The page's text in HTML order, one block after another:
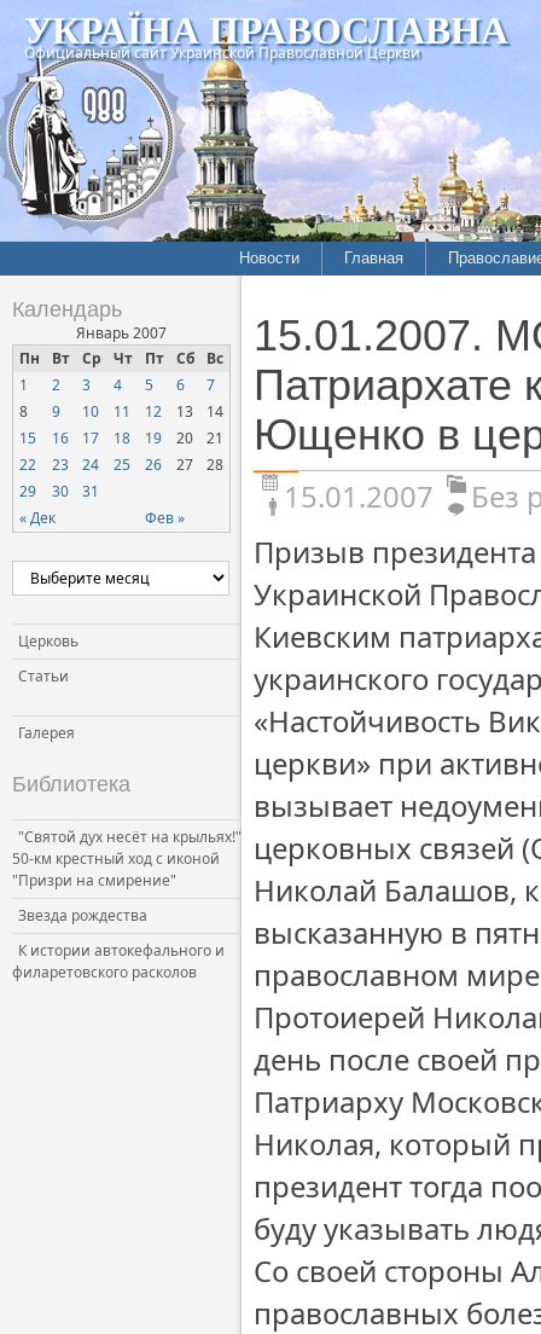
УКРАЇНА ПРАВОСЛАВНА
Официальный сайт Украинской Православной Церкви
Новости Главная
Календарь
Январь 2007
Пн
Вт Ср Чт Пт Сб Вс
« Дек Фев »
1 2 3 4 5 6
7
8
9 10 11 12 13
14
15
16 17 18 19 20
21
22
23 24 25 26 27
28
29
30 31
Церковь
Статьи
Галерея
Библиотека
"Святой дух несёт на крыльях!"
50-км крестный ход с иконой
"Призри на смирение"
Звезда рождества
К истории автокефального и
филаретовского расколов
15.01.2007.
Патриархате
Ющенко в
15.01.2007
Без
Призыв
Украинской
Киевским
украинского
«Настойчивость
церкви» при
вызывает
церковных связей
Николай Балашов,
высказанную в
православном
Протоиерей
день после своей
Патриарху
Николая, который
президент тогда
буду указывать
Со своей стороны
православных